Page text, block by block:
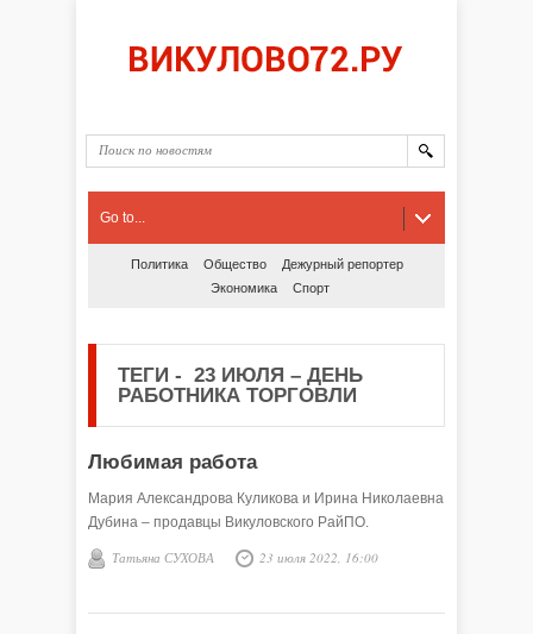
Go to...
Политика Общество
Дежурный репортер
Экономика
Спорт
ТЕГИ - 23 ИЮЛЯ – ДЕНЬ
РАБОТНИКА ТОРГОВЛИ
Любимая работа
Мария Александрова Куликова и Ирина Николаевна
Дубина – продавцы Викуловского РайПО.
Татьяна СУХОВА 23 июля 2022, 16:00